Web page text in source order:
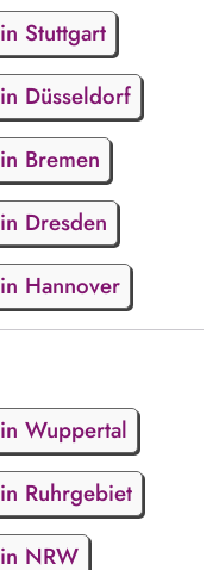
Stuttgart
Düsseldorf
Bremen
Dresden
Hannover
Wuppertal
Ruhrgebiet
NRW